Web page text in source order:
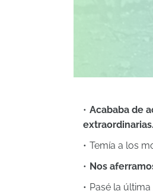
Acababa de
extraordinarias.
Temía a los
Nos
Pasé la